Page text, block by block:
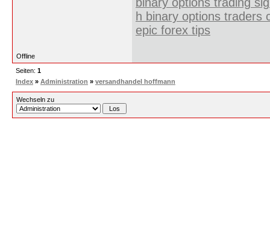
h binary options traders
epic forex tips
Offline
Seiten: 1
Index » Administration » versandhandel hoffmann
Wechseln zu